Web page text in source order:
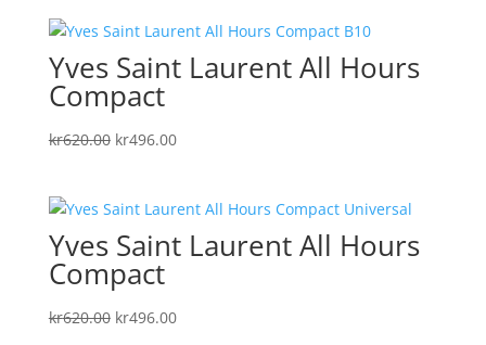
Yves Saint Laurent All Hours
Compact
kr620.00 Det
var:
kr620.00.
kr496.00Det
är:
kr496.00.
Yves Saint Laurent All Hours
Compact
kr620.00 Det
kr496.00Det